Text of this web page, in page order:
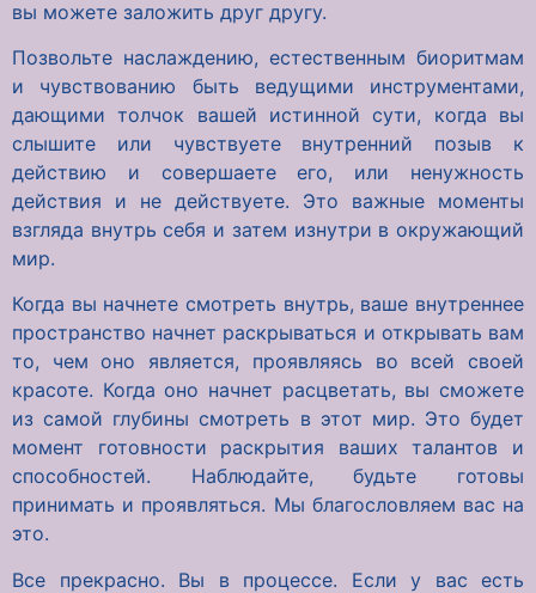
вы можете заложить друг другу.
Позвольте наслаждению, естественным биоритмам
и чувствованию быть ведущими инструментами,
дающими толчок вашей истинной сути, когда вы
слышите или чувствуете внутренний позыв к
действию и совершаете его, или ненужность
действия и не действуете. Это важные моменты
взгляда внутрь себя и затем изнутри в окружающий
мир.
Когда вы начнете смотреть внутрь, ваше внутреннее
пространство начнет раскрываться и открывать вам
то, чем оно является, проявляясь во всей своей
красоте. Когда оно начнет расцветать, вы сможете
из самой глубины смотреть в этот мир. Это будет
момент готовности раскрытия ваших талантов и
способностей. Наблюдайте, будьте готовы
принимать и проявляться. Мы благословляем вас на
это.
Все прекрасно. Вы в процессе. Если у вас есть